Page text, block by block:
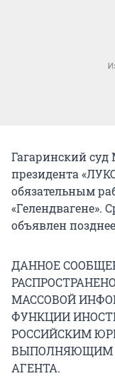
Гагаринский
президента
обязательным
«Гелендвагене».
объявлен
ДАННОЕ
МАССОВОЙ
ФУНКЦИИ
РОССИЙСКИМ
ВЫПОЛНЯЮЩИМ
АГЕНТА.